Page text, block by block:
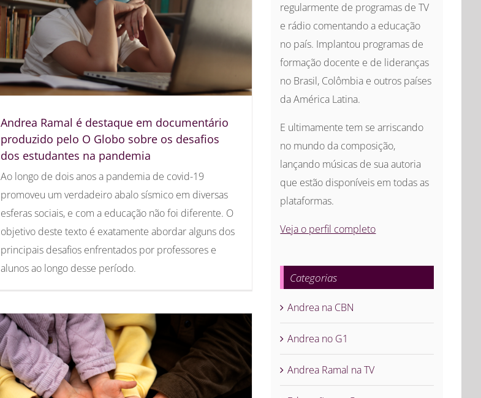
Andrea Ramal é destaque em documentário
produzido pelo O Globo sobre os desafios
dos estudantes na pandemia
Ao longo de dois anos a pandemia de covid-19
promoveu um verdadeiro abalo sísmico em diversas
esferas sociais, e com a educação não foi diferente. O
objetivo deste texto é exatamente abordar alguns dos
principais desafios enfrentados por professores e
alunos ao longo desse período.
regularmente de programas de TV
e rádio comentando a educação
no país. Implantou programas de
formação docente e de lideranças
no Brasil, Colômbia e outros países
da América Latina.
E ultimamente tem se arriscando
no mundo da composição,
lançando músicas de sua autoria
que estão disponíveis em todas as
plataformas.
Veja o perfil completo
Categorias
Andrea na CBN
Andrea no G1
Andrea Ramal na TV